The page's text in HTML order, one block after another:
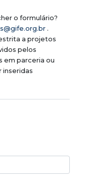
o formulário?
.
a projetos
pelos
em parceria ou
inseridas